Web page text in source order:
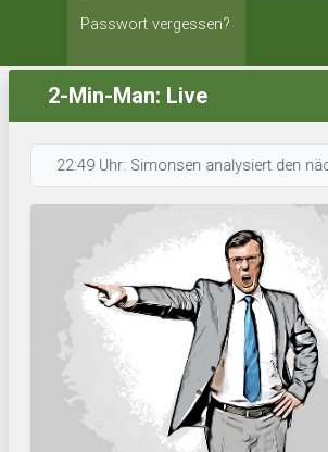
Passwort vergessen?
2-Min-Man: Live
22:49 Uhr: Simonsen analysiert den